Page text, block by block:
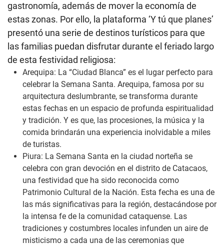
gastronomía, además de mover la economía de
estas zonas. Por ello, la plataforma ‘Y tú que planes’
presentó una serie de destinos turísticos para que
las familias puedan disfrutar durante el feriado largo
de esta festividad religiosa:
Arequipa: La “Ciudad Blanca” es el lugar perfecto para
celebrar la Semana Santa. Arequipa, famosa por su
arquitectura deslumbrante, se transforma durante
estas fechas en un espacio de profunda espiritualidad
y tradición. Y es que, las procesiones, la música y la
comida brindarán una experiencia inolvidable a miles
de turistas.
Piura: La Semana Santa en la ciudad norteña se
celebra con gran devoción en el distrito de Catacaos,
una festividad que ha sido reconocida como
Patrimonio Cultural de la Nación. Esta fecha es una de
las más significativas para la región, destacándose por
la intensa fe de la comunidad cataquense. Las
tradiciones y costumbres locales infunden un aire de
misticismo a cada una de las ceremonias que